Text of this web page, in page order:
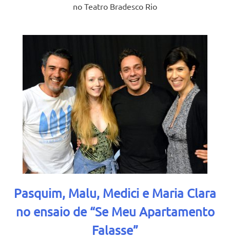
no Teatro Bradesco Rio
Pasquim, Malu, Medici e Maria Clara
no ensaio de “Se Meu Apartamento
Falasse”